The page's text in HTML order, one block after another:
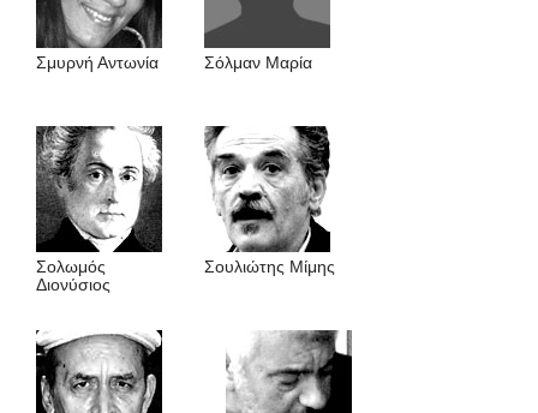
Σμυρνή Αντωνία Σόλμαν Mαρία
Σολωμός
Διονύσιος
Σουλιώτης Μίμης